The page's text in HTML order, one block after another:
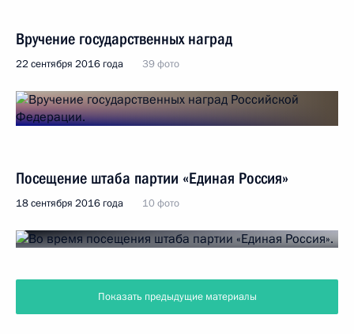
Вручение государственных наград
22 сентября 2016 года 39 фото
Посещение штаба партии «Единая Россия»
18 сентября 2016 года 10 фото
Показать предыдущие материалы